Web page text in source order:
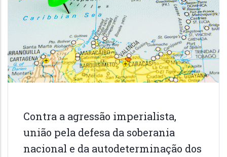
Contra a agressão imperialista,
união pela defesa da soberania
nacional e da autodeterminação dos